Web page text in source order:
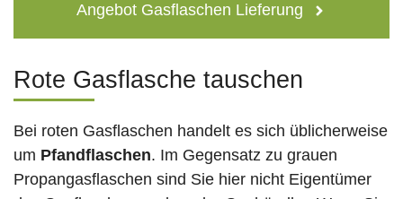
Angebot Gasflaschen Lieferung
Rote Gasflasche tauschen
Bei roten Gasflaschen handelt es sich üblicherweise
um Pfandflaschen. Im Gegensatz zu grauen
Propangasflaschen sind Sie hier nicht Eigentümer